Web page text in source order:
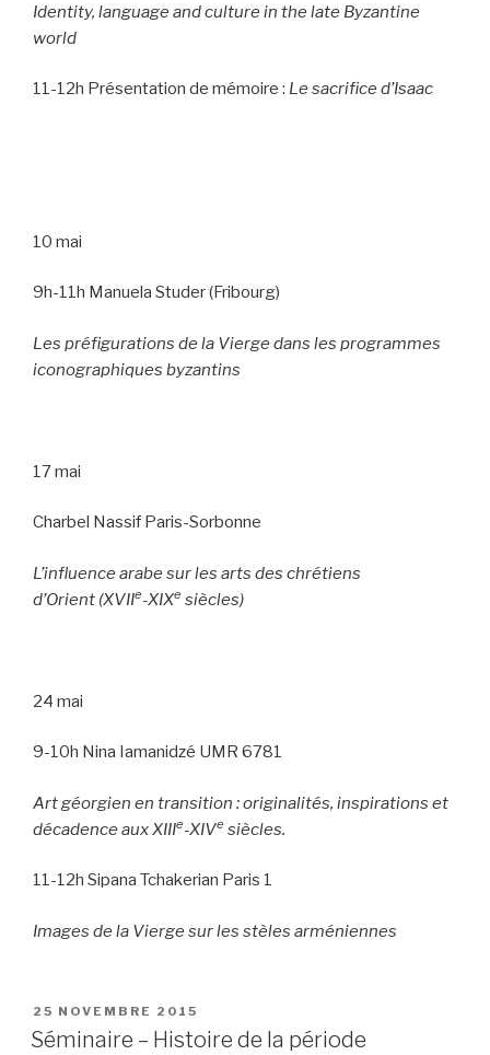
Identity, language and culture in the late Byzantine
world
11-12h Présentation de mémoire : Le sacrifice d’Isaac
10 mai
9h-11h Manuela Studer (Fribourg)
Les préfigurations de la Vierge dans les programmes
iconographiques byzantins
17 mai
Charbel Nassif Paris-Sorbonne
L’influence arabe sur les arts des chrétiens
d’Orient (XVIIe-XIXe siècles)
24 mai
9-10h Nina Iamanidzé UMR 6781
Art géorgien en transition : originalités, inspirations et
décadence aux XIIIe-XIVe siècles.
11-12h Sipana Tchakerian Paris 1
Images de la Vierge sur les stèles arméniennes
PUBLIÉ
LE
25 NOVEMBRE 2015
Séminaire – Histoire de la période